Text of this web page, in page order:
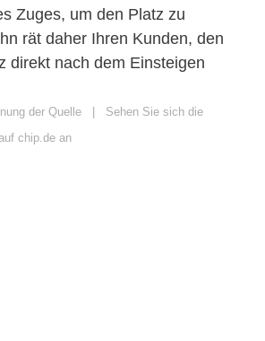
Zuges, um den Platz zu
rät daher Ihren Kunden, den
direkt nach dem Einsteigen
der Quelle | Sehen Sie sich die
chip.de an